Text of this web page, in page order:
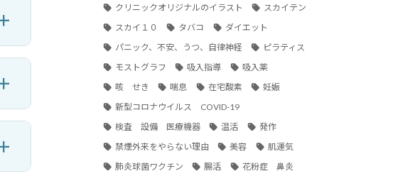
クリニックオリジナルのイラスト
スカイテン
スカイ１０
タバコ
ダイエット
パニック、不安、うつ、自律神経
ピラティス
モストグラフ
吸入指導
吸入薬
咳 せき
喘息 在宅酸素
妊娠
新型コロナウイルス COVID-19
検査 設備 医療機器
温活
発作
禁煙外来をやらない理由
美容
肌運気
肺炎球菌ワクチン
腸活
花粉症 鼻炎